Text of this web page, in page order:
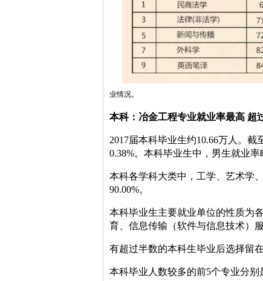
业情况。
本科：冶金工程专业就业率最高 超
2017届本科毕业生约10.66万人。截
0.38%。本科毕业生中，男生就业率
本科各学科大类中，工学、艺术学
90.00%。
本科毕业生主要就业单位的性质为
育、信息传输（软件与信息技术）
有超过半数的本科生毕业后选择留
本科毕业人数较多的前5个专业分别